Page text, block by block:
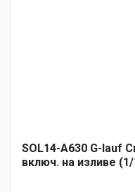
SOL14-A630 G-lauf
включ. на изливе